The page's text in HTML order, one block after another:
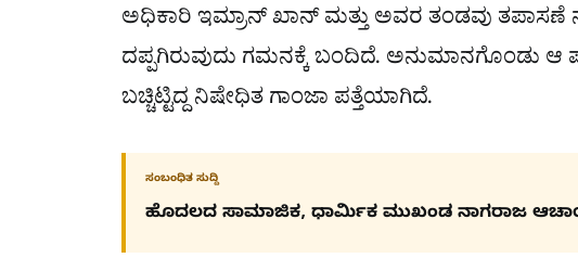
ಅಧಿಕಾರಿ ಇಮ್ರಾನ್ ಖಾನ್ ಮತ್ತು ಅವರ ತಂಡವು ತಪಾಸಣೆ
ದಪ್ಪಗಿರುವುದು ಗಮನಕ್ಕೆ ಬಂದಿದೆ. ಅನುಮಾನಗೊಂಡು
ಬಚ್ಚಿಟ್ಟಿದ್ದ ನಿಷೇಧಿತ ಗಾಂಜಾ ಪತ್ತೆಯಾಗಿದೆ.
ಸಂಬಂಧಿತ ಸುದ್ದಿ
ಹೊದಲದ ಸಾಮಾಜಿಕ, ಧಾರ್ಮಿಕ ಮುಖಂಡ ನಾಗರಾಜ